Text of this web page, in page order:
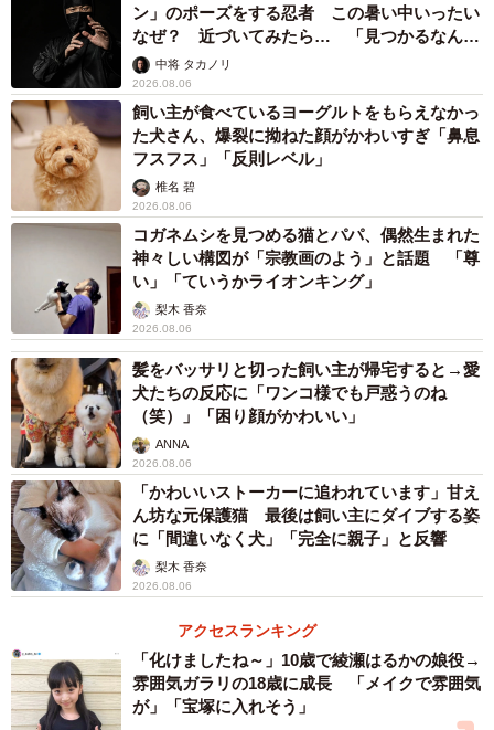
ン」のポーズをする忍者 この暑い中いったい
なぜ？ 近づいてみたら… 「見つかるなんて
未熟」中将 タカノリ
2026.08.06
飼い主が食べているヨーグルトをもらえなかっ
た犬さん、爆裂に拗ねた顔がかわいすぎ「鼻息
フスフス」「反則レベル」
椎名 碧
2026.08.06
コガネムシを見つめる猫とパパ、偶然生まれた
神々しい構図が「宗教画のよう」と話題 「尊
い」「ていうかライオンキング」
梨木 香奈
2026.08.06
髪をバッサリと切った飼い主が帰宅すると→愛
犬たちの反応に「ワンコ様でも戸惑うのね
（笑）」「困り顔がかわいい」
ANNA
2026.08.06
「かわいいストーカーに追われています」甘え
ん坊な元保護猫 最後は飼い主にダイブする姿
に「間違いなく犬」「完全に親子」と反響
梨木 香奈
2026.08.06
アクセスランキング
「化けましたね～」10歳で綾瀬はるかの娘役→
雰囲気ガラリの18歳に成長 「メイクで雰囲気
が」「宝塚に入れそう」